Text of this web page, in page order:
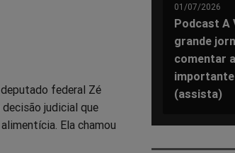
federal Zé
judicial que
Ela chamou
01/07/2026
Podcast A
grande
comentar
(assista)